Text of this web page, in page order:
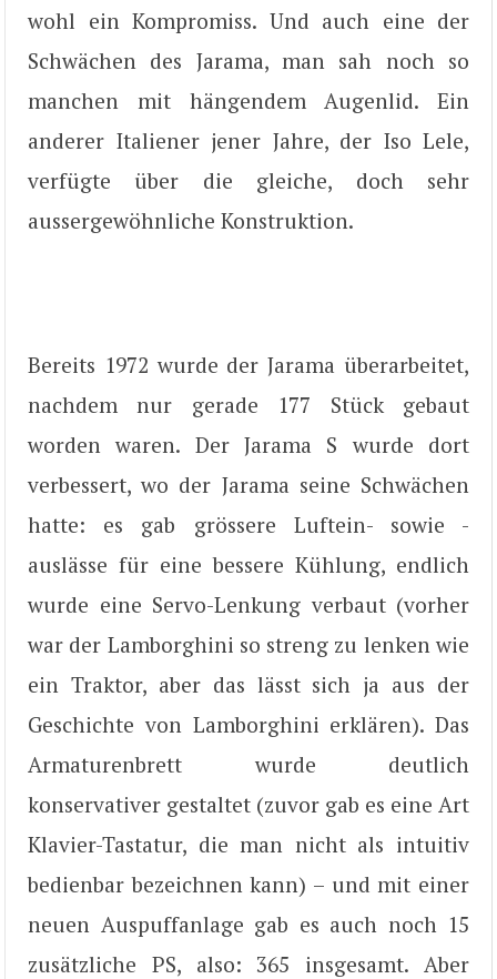
wohl ein Kompromiss. Und auch eine der
Schwächen des Jarama, man sah noch so
manchen mit hängendem Augenlid. Ein
anderer Italiener jener Jahre, der Iso Lele,
verfügte über die gleiche, doch sehr
aussergewöhnliche Konstruktion.
Bereits 1972 wurde der Jarama überarbeitet,
nachdem nur gerade 177 Stück gebaut
worden waren. Der Jarama S wurde dort
verbessert, wo der Jarama seine Schwächen
hatte: es gab grössere Luftein- sowie -
auslässe für eine bessere Kühlung, endlich
wurde eine Servo-Lenkung verbaut (vorher
war der Lamborghini so streng zu lenken wie
ein Traktor, aber das lässt sich ja aus der
Geschichte von Lamborghini erklären). Das
Armaturenbrett wurde deutlich
konservativer gestaltet (zuvor gab es eine Art
Klavier-Tastatur, die man nicht als intuitiv
bedienbar bezeichnen kann) – und mit einer
neuen Auspuffanlage gab es auch noch 15
zusätzliche PS, also: 365 insgesamt. Aber